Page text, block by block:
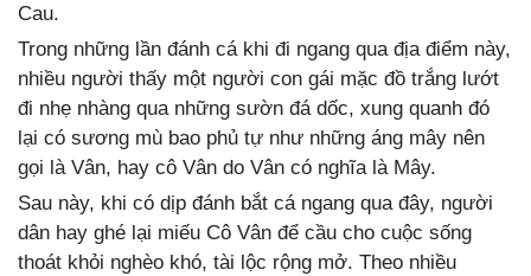
Cau.
Trong những lần đánh cá khi đi ngang qua địa điểm này,
nhiều người thấy một người con gái mặc đồ trắng lướt
đi nhẹ nhàng qua những sườn đá dốc, xung quanh đó
lại có sương mù bao phủ tự như những áng mây nên
gọi là Vân, hay cô Vân do Vân có nghĩa là Mây.
Sau này, khi có dịp đánh bắt cá ngang qua đây, người
dân hay ghé lại miếu Cô Vân để cầu cho cuộc sống
thoát khỏi nghèo khó, tài lộc rộng mở. Theo nhiều